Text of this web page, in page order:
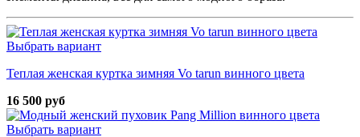
Выбрать вариант
Теплая женская куртка зимняя Vo tarun винного цвета
16 500 руб
Выбрать вариант